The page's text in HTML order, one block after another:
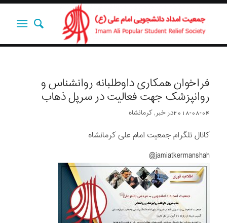
فراخوان همکاری داوطلبانه روانشناس و
روانپزشک جهت فعالیت در سرپل ذهاب
2018-08-04درخبر,کرمانشاه
کانال تلگرام جمعیت امام علی کرمانشاه
jamiatkermanshah@